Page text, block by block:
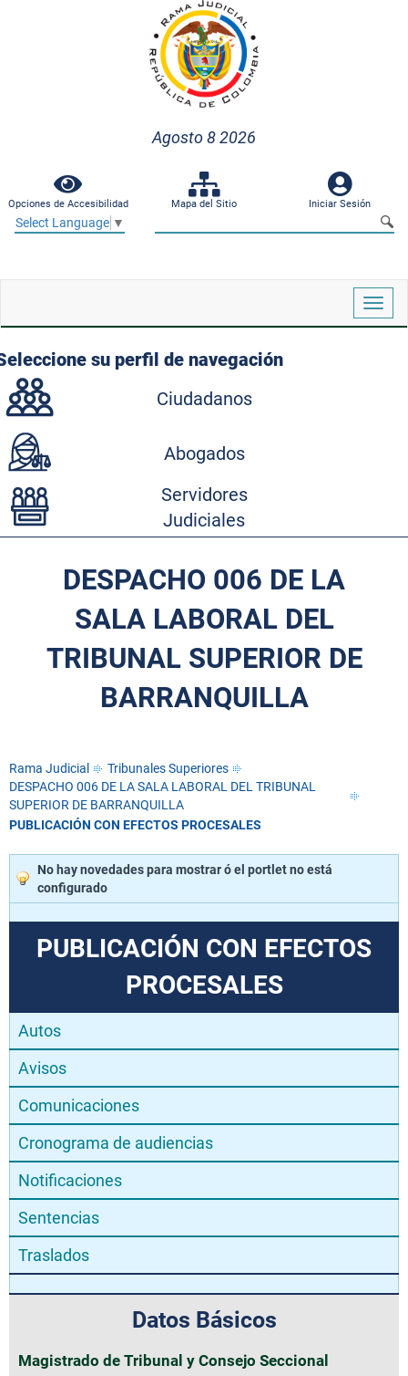
Agosto 8 2026
Opciones de Accesibilidad Mapa del Sitio Iniciar Sesión
Select Language ▼
su perfil de navegación
Ciudadanos
Abogados
Servidores
Judiciales
DESPACHO 006 DE LA
SALA LABORAL DEL
TRIBUNAL SUPERIOR DE
BARRANQUILLA
Rama Judicial
Tribunales Superiores
DESPACHO 006 DE LA SALA LABORAL DEL TRIBUNAL
SUPERIOR DE BARRANQUILLA
PUBLICACIÓN CON EFECTOS PROCESALES
No hay novedades para mostrar ó el portlet no está
configurado
PUBLICACIÓN CON EFECTOS
PROCESALES
Autos
Avisos
Comunicaciones
Cronograma de audiencias
Notificaciones
Sentencias
Traslados
Datos Básicos
Magistrado de Tribunal y Consejo Seccional